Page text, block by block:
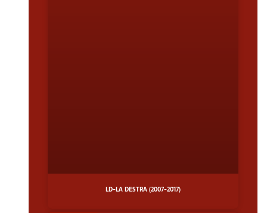
LD-LA DESTRA (2007-2017)